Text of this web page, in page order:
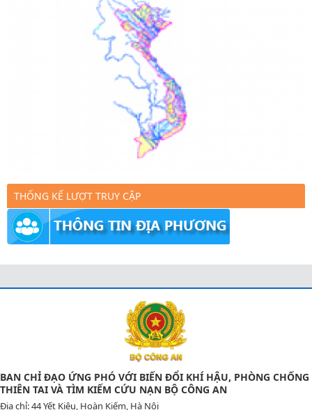
THỐNG KẾ LƯỢT TRUY CẬP
BAN CHỈ ĐẠO ỨNG PHÓ VỚI BIẾN ĐỔI KHÍ HẬU, PHÒNG CHỐNG
THIÊN TAI VÀ TÌM KIẾM CỨU NẠN BỘ CÔNG AN
Địa chỉ: 44 Yết Kiêu, Hoàn Kiếm, Hà Nội